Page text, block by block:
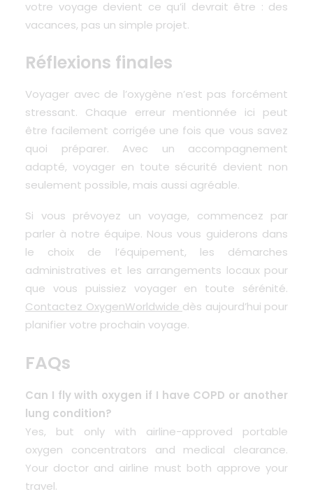
votre voyage devient ce qu’il devrait être : des
vacances, pas un simple projet.
Réflexions finales
Voyager avec de l’oxygène n’est pas forcément
stressant. Chaque erreur mentionnée ici peut
être facilement corrigée une fois que vous savez
quoi préparer. Avec un accompagnement
adapté, voyager en toute sécurité devient non
seulement possible, mais aussi agréable.
Si vous prévoyez un voyage, commencez par
parler à notre équipe. Nous vous guiderons dans
le choix de l’équipement, les démarches
administratives et les arrangements locaux pour
que vous puissiez voyager en toute sérénité.
Contactez OxygenWorldwide dès aujourd’hui pour
planifier votre prochain voyage.
FAQs
Can I fly with oxygen if I have COPD or another
lung condition?
Yes, but only with airline-approved portable
oxygen concentrators and medical clearance.
Your doctor and airline must both approve your
travel.